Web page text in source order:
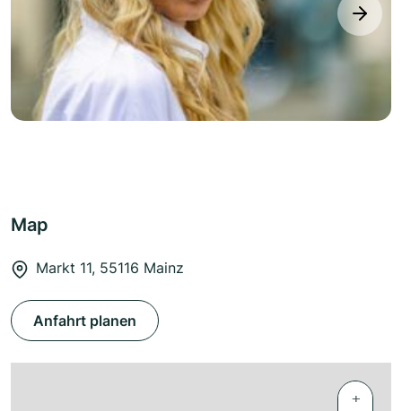
next
Map
Markt 11, 55116 Mainz
Anfahrt planen
+